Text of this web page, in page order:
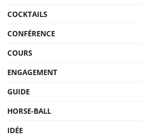
COCKTAILS
CONFÉRENCE
COURS
ENGAGEMENT
GUIDE
HORSE-BALL
IDÉE